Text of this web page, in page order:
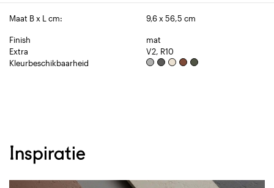
Maat B x L cm: 9,6 x 56,5 cm
Finish
mat
Extra
V2, R10
Kleurbeschikbaarheid
Inspiratie